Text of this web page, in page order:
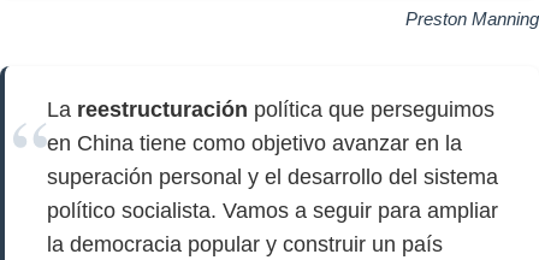
Preston Manning
La reestructuración política que perseguimos
en China tiene como objetivo avanzar en la
superación personal y el desarrollo del sistema
político socialista. Vamos a seguir para ampliar
la democracia popular y construir un país